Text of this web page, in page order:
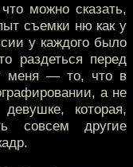
можно сказать,
съемки ню как у
у каждого было
раздеться перед
меня — то, что в
а не
которая,
совсем другие